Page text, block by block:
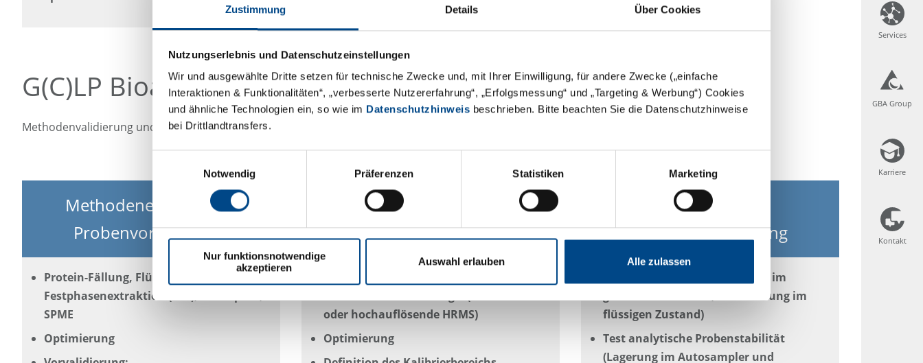
Zustimmung Details Über Cookies
Nutzungserlebnis und Datenschutzeinstellungen
Wir und ausgewählte Dritte setzen für technische Zwecke und, mit Ihrer Einwilligung, für andere Zwecke („einfache
Interaktionen & Funktionalitäten“, „verbesserte Nutzererfahrung“, „Erfolgsmessung“ und „Targeting & Werbung“) Cookies
und ähnliche Technologien ein, so wie im Datenschutzhinweis beschrieben. Bitte beachten Sie die Datenschutzhinweise
bei Drittlandtransfers.
Notwendig
Präferenzen Statistiken Marketing
Nur funktionsnotwendige
akzeptieren
Auswahl erlauben Alle zulassen
Services
GBA Group
Karriere
Kontakt
G(C)LP Bioanalytik
Methodenvalidierung und Analyse von Studienproben gemäß den bioanalytischen Richtlinien der ICH und EU
Methodenentwicklung
Probenvorbereitung
Protein-Fällung, Flüssigextraktion,
Festphasenextraktion (SPE), Headspace,
SPME
Optimierung
Methodenentwicklung LC-MS
Methode: MS-Technologie (MS/HRMS
oder hochauflösende HRMS)
Optimierung
GLP-Validierung
Probenvorbereitung
Testprobe Stabilität (Lagerung im
gefrorenen Zustand, Handhabung im
flüssigen Zustand)
Test analytische Probenstabilität
(Lagerung im Autosampler und
Services
GBA Group
Karriere
Kontakt